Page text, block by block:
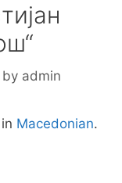
by admin
Macedonian.